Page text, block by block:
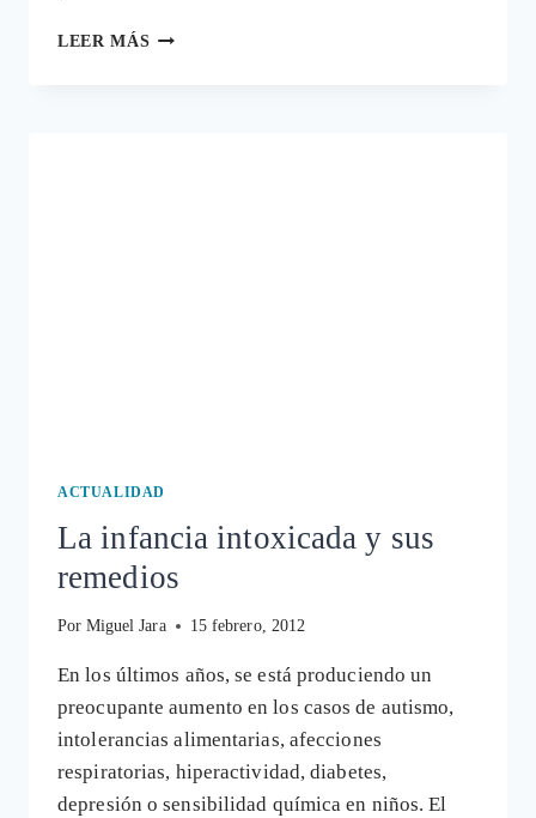
LEER MÁS EL
ACTUALIDAD
La infancia intoxicada y sus
remedios
Por Miguel Jara 15 febrero, 2012
En los últimos años, se está produciendo un
preocupante aumento en los casos de autismo,
intolerancias alimentarias, afecciones
respiratorias, hiperactividad, diabetes,
depresión o sensibilidad química en niños. El